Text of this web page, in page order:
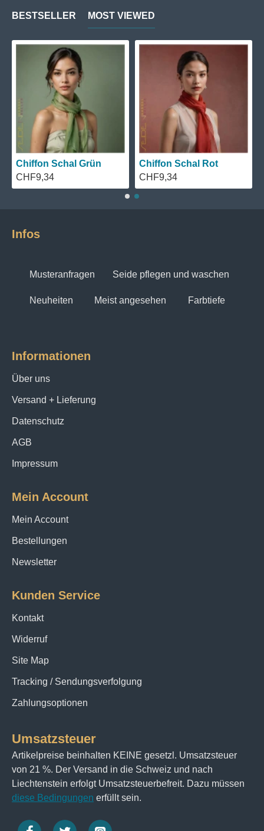
BESTSELLER MOST VIEWED
Chiffon Schal Grün
CHF9,34
Chiffon Schal Rot
CHF9,34
Infos
Musteranfragen Seide pflegen und waschen
Neuheiten Meist angesehen Farbtiefe
Informationen
Über uns
Versand + Lieferung
Datenschutz
AGB
Impressum
Mein Account
Mein Account
Bestellungen
Newsletter
Kunden Service
Kontakt
Widerruf
Site Map
Tracking / Sendungsverfolgung
Zahlungsoptionen
Umsatzsteuer
Artikelpreise beinhalten KEINE gesetzl. Umsatzsteuer
von 21 %. Der Versand in die Schweiz und nach
Liechtenstein erfolgt Umsatzsteuerbefreit. Dazu müssen
diese Bedingungen erfüllt sein.